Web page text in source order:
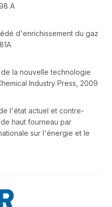
A
d'enrichissement du gaz
la nouvelle technologie
Industry Press, 2009
l'état actuel et contre-
haut fourneau par
sur l'énergie et le